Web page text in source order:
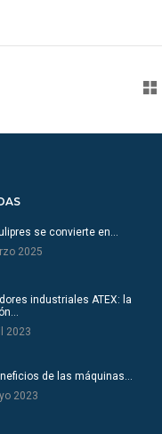
se convierte en…
2025
industriales ATEX: la
2023
de las máquinas…
2023